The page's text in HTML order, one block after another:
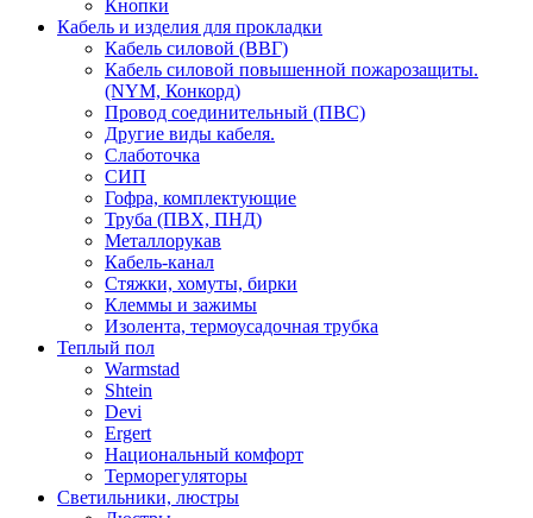
Кнопки
Кабель и изделия для прокладки
Кабель силовой (ВВГ)
Кабель силовой повышенной пожарозащиты.
(NYM, Конкорд)
Провод соединительный (ПВС)
Другие виды кабеля.
Слаботочка
СИП
Гофра, комплектующие
Труба (ПВХ, ПНД)
Металлорукав
Кабель-канал
Стяжки, хомуты, бирки
Клеммы и зажимы
Изолента, термоусадочная трубка
Теплый пол
Warmstad
Shtein
Devi
Ergert
Национальный комфорт
Терморегуляторы
Светильники, люстры